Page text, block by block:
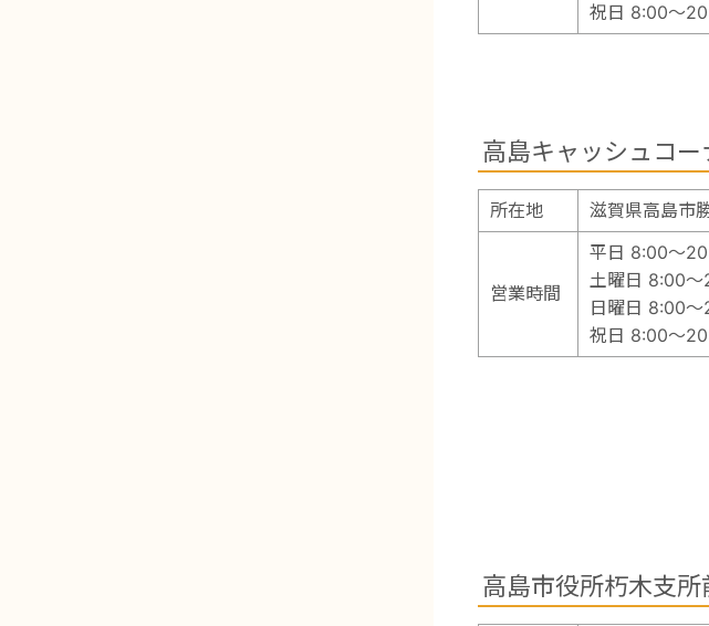
祝日 8:00～
高島キャッシュコー
所在地 滋賀県高島市
営業時間
平日 8:00～
土曜日 8:00
日曜日 8:00
祝日 8:00～
高島市役所朽木支所